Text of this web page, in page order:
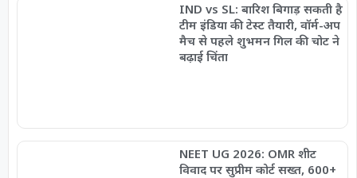
IND vs SL: बारिश बिगाड़ सकती है
टीम इंडिया की टेस्ट तैयारी, वॉर्म-अप
मैच से पहले शुभमन गिल की चोट ने
बढ़ाई चिंता
NEET UG 2026: OMR शीट
विवाद पर सुप्रीम कोर्ट सख्त, 600+